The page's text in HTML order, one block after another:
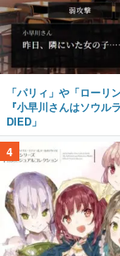
「パリィ」や「ローリ
『小早川さんはソウル
DIED」
4